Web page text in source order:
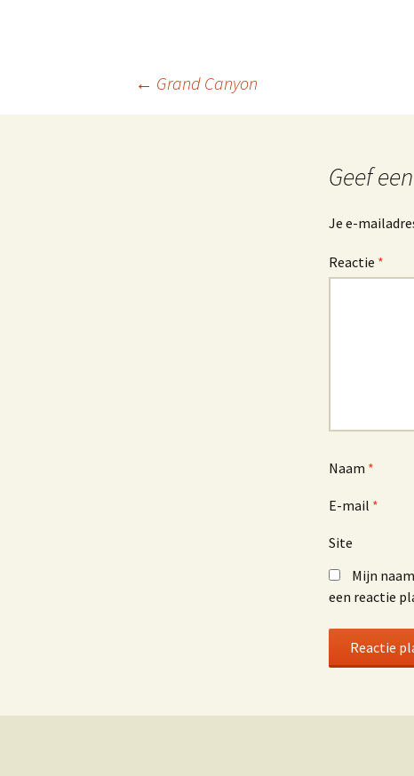
Berichtnavigatie
← Grand Canyon
Geef
Je e-
Reactie *
Naam *
E-mail *
Site
Mijn
een reactie